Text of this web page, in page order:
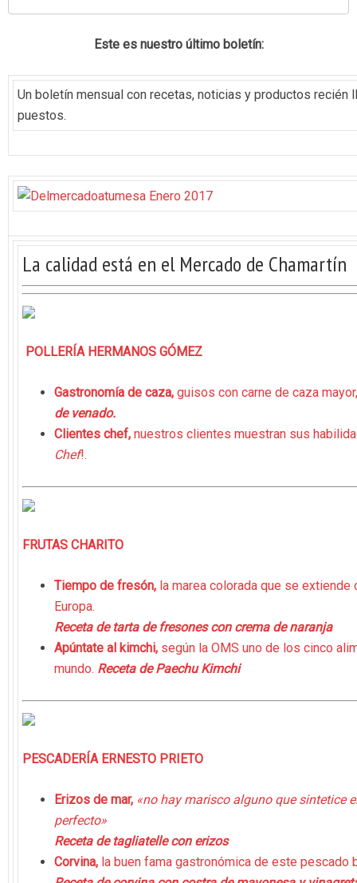
Este es nuestro último boletín:
Un boletín mensual con recetas, noticias y productos recién
puestos.
La calidad está en el Mercado de Chamartín
POLLERÍA HERMANOS GÓMEZ
Gastronomía de caza, guisos con carne de caza
de venado.
Clientes chef, nuestros clientes muestran sus
Chef!.
FRUTAS CHARITO
Tiempo de fresón, la marea colorada que se
Europa.
Receta de tarta de fresones con crema de naranja
Apúntate al kimchi, según la OMS uno de los cinco
mundo. Receta de Paechu Kimchi
PESCADERÍA ERNESTO PRIETO
Erizos de mar, «no hay marisco alguno que sintetice
perfecto»
Receta de tagliatelle con erizos
Corvina, la buen fama gastronómica de este pescado